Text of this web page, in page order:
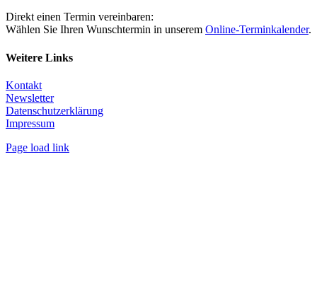
Direkt einen Termin vereinbaren:
Wählen Sie Ihren Wunschtermin in unserem Online-Terminkalender.
Weitere Links
Kontakt
Newsletter
Datenschutzerklärung
Impressum
Page load link